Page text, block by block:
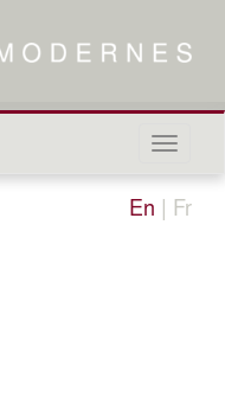
En | Fr